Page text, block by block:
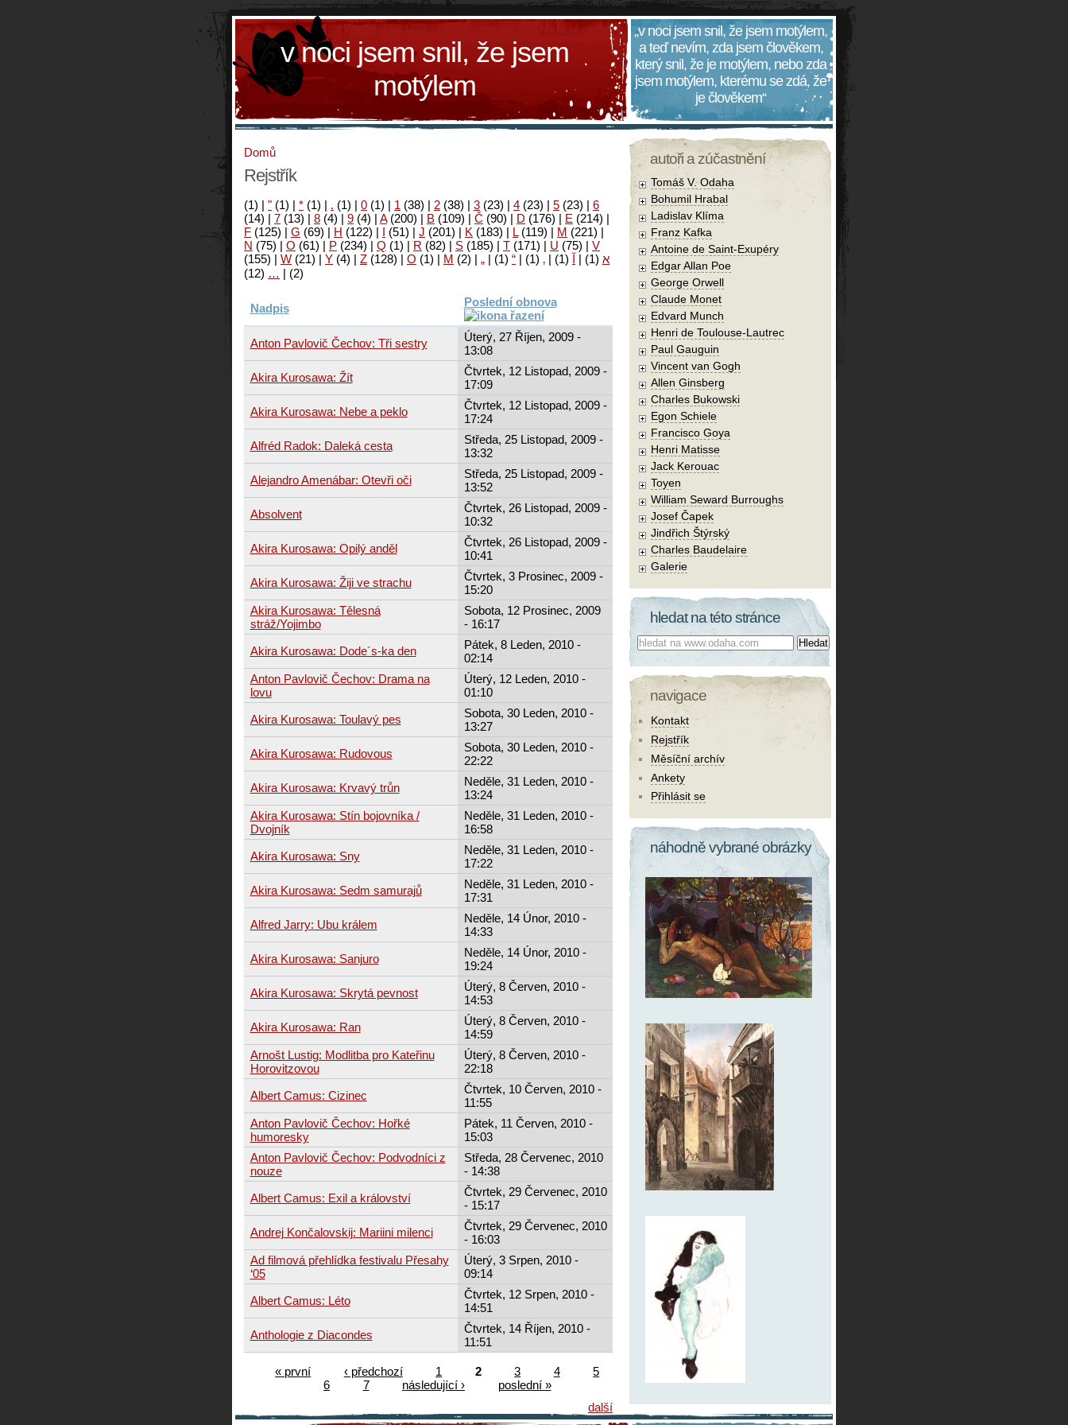
v noci jsem snil, že jsem
motýlem
„v noci jsem snil, že jsem motýlem,
a teď nevím, zda jsem člověkem,
který snil, že je motýlem, nebo zda
jsem motýlem, kterému se zdá, že
je člověkem“
Domů
Rejstřík
(1) | " (1) | * (1) | . (1) | 0 (1) | 1 (38) | 2 (38) | 3 (23) | 4 (23) | 5 (23) | 6
(14) | 7 (13) | 8 (4) | 9 (4) | A(200) | B (109) | Č (90) | D (176) | E (214) |
F (125) | G (69) | H (122) | I (51) | J (201) | K (183) | L(119) | M (221) |
N (75) | O (61) | P (234) | Q (1) | R (82) | S (185) | T (171) | U (75) | V
(155) | W (21) | Y (4) | Z (128) | Ο (1) | М (2) | א (1)
| آ (1)
|
‚
(1)
|
“
(1)
|
„
(2)
|
…
(12)
Nadpis Poslední obnova
Anton Pavlovič Čechov: Tři sestry
Úterý, 27 Říjen, 2009 -
13:08
Akira Kurosawa: Žít
Čtvrtek, 12 Listopad, 2009 -
17:09
Akira Kurosawa: Nebe a peklo
Čtvrtek, 12 Listopad, 2009 -
17:24
Alfréd Radok: Daleká cesta
Středa, 25 Listopad, 2009 -
13:32
Alejandro Amenábar: Otevři oči
Středa, 25 Listopad, 2009 -
13:52
Absolvent
Čtvrtek, 26 Listopad, 2009 -
10:32
Akira Kurosawa: Opilý anděl
Čtvrtek, 26 Listopad, 2009 -
10:41
Akira Kurosawa: Žiji ve strachu
Čtvrtek, 3 Prosinec, 2009 -
15:20
Akira Kurosawa: Tělesná
stráž/Yojimbo
Sobota, 12 Prosinec, 2009
- 16:17
Akira Kurosawa: Dode´s-ka den
Pátek, 8 Leden, 2010 -
02:14
Anton Pavlovič Čechov: Drama na
lovu
Úterý, 12 Leden, 2010 -
01:10
Akira Kurosawa: Toulavý pes
Sobota, 30 Leden, 2010 -
13:27
Akira Kurosawa: Rudovous
Sobota, 30 Leden, 2010 -
22:22
Akira Kurosawa: Krvavý trůn
Neděle, 31 Leden, 2010 -
13:24
Akira Kurosawa: Stín bojovníka /
Dvojník
Neděle, 31 Leden, 2010 -
16:58
Akira Kurosawa: Sny
Neděle, 31 Leden, 2010 -
17:22
Akira Kurosawa: Sedm samurajů
Neděle, 31 Leden, 2010 -
17:31
Alfred Jarry: Ubu králem
Neděle, 14 Únor, 2010 -
14:33
Akira Kurosawa: Sanjuro
Neděle, 14 Únor, 2010 -
19:24
Akira Kurosawa: Skrytá pevnost
Úterý, 8 Červen, 2010 -
14:53
Akira Kurosawa: Ran
Úterý, 8 Červen, 2010 -
14:59
Arnošt Lustig: Modlitba pro Kateřinu
Horovitzovou
Úterý, 8 Červen, 2010 -
22:18
Albert Camus: Cizinec
Čtvrtek, 10 Červen, 2010 -
11:55
Anton Pavlovič Čechov: Hořké
humoresky
Pátek, 11 Červen, 2010 -
15:03
Anton Pavlovič Čechov: Podvodníci z
nouze
Středa, 28 Červenec, 2010
- 14:38
Albert Camus: Exil a království
Čtvrtek, 29 Červenec, 2010
- 15:17
Andrej Končalovskij: Mariini milenci
Čtvrtek, 29 Červenec, 2010
- 16:03
Ad filmová přehlídka festivalu Přesahy
‘05
Úterý, 3 Srpen, 2010 -
09:14
Albert Camus: Léto
Čtvrtek, 12 Srpen, 2010 -
14:51
Anthologie z Diacondes
Čtvrtek, 14 Říjen, 2010 -
11:51
« první ‹ předchozí 1 2 3 4
5
6
7 následující ›
poslední »
další
autoři a zúčastnění
Tomáš V. Odaha
Bohumil Hrabal
Ladislav Klíma
Franz Kafka
Antoine de Saint-Exupéry
Edgar Allan Poe
George Orwell
Claude Monet
Edvard Munch
Henri de Toulouse-Lautrec
Paul Gauguin
Vincent van Gogh
Allen Ginsberg
Charles Bukowski
Egon Schiele
Francisco Goya
Henri Matisse
Jack Kerouac
Toyen
William Seward Burroughs
Josef Čapek
Jindřich Štýrský
Charles Baudelaire
Galerie
hledat na této stránce
Co hledat:
navigace
Kontakt
Rejstřík
Měsíční archív
Ankety
Přihlásit se
náhodně vybrané obrázky